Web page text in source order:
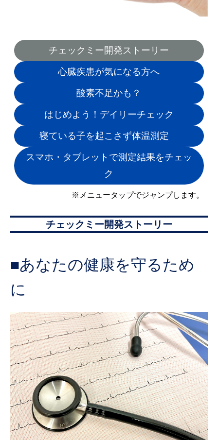
チェックミー開発ストーリー
心臓疾患が気になる方へ
酸素不足かも？
はじめよう！デイリーチェック
寝ている子を起こさず体温測定
スマホ・タブレットで測定結果をチェッ
ク
※メニュータップでジャンプします。
チェックミー開発ストーリー
■あなたの健康を守るため
に